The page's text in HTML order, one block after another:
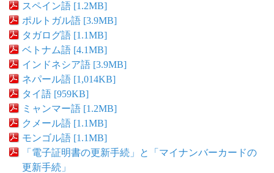
スペイン語 [1.2MB]
ポルトガル語 [3.9MB]
タガログ語 [1.1MB]
ベトナム語 [4.1MB]
インドネシア語 [3.9MB]
ネパール語 [1,014KB]
タイ語 [959KB]
ミャンマー語 [1.2MB]
クメール語 [1.1MB]
モンゴル語 [1.1MB]
「電子証明書の更新手続」と「マイナンバーカードの
更新手続」